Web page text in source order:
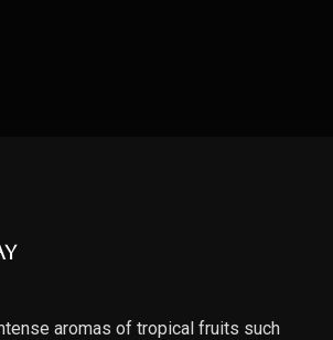
aromas of tropical fruits such